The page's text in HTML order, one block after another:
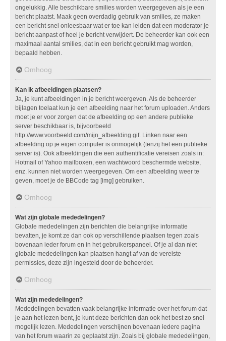
ongelukkig. Alle beschikbare smilies worden weergegeven als je een
bericht plaatst. Maak geen overdadig gebruik van smilies, ze maken
een bericht snel onleesbaar wat er toe kan leiden dat een moderator je
bericht aanpast of heel je bericht verwijdert. De beheerder kan ook een
maximaal aantal smilies, dat in een bericht gebruikt mag worden,
bepaald hebben.
Omhoog
Kan ik afbeeldingen plaatsen?
Ja, je kunt afbeeldingen in je bericht weergeven. Als de beheerder
bijlagen toelaat kun je een afbeelding naar het forum uploaden. Anders
moet je er voor zorgen dat de afbeelding op een andere publieke
server beschikbaar is, bijvoorbeeld
http://www.voorbeeld.com/mijn_afbeelding.gif. Linken naar een
afbeelding op je eigen computer is onmogelijk (tenzij het een publieke
server is). Ook afbeeldingen die een authentificatie vereisen zoals in:
Hotmail of Yahoo mailboxen, een wachtwoord beschermde website,
enz. kunnen niet worden weergegeven. Om een afbeelding weer te
geven, moet je de BBCode tag [img] gebruiken.
Omhoog
Wat zijn globale mededelingen?
Globale mededelingen zijn berichten die belangrijke informatie
bevatten, je komt ze dan ook op verschillende plaatsen tegen zoals
bovenaan ieder forum en in het gebruikerspaneel. Of je al dan niet
globale mededelingen kan plaatsen hangt af van de vereiste
permissies, deze zijn ingesteld door de beheerder.
Omhoog
Wat zijn mededelingen?
Mededelingen bevatten vaak belangrijke informatie over het forum dat
je aan het lezen bent, je kunt deze berichten dan ook het best zo snel
mogelijk lezen. Mededelingen verschijnen bovenaan iedere pagina
van het forum waarin ze geplaatst zijn. Zoals bij globale mededelingen,